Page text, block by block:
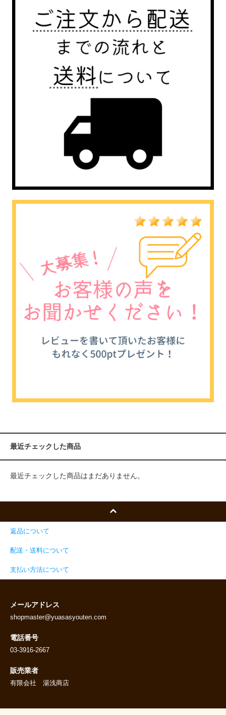
最近チェックした商品
最近チェックした商品はまだありません。
返品について
配送・送料について
支払い方法について
メールアドレス
shopmaster@yuasasyouten.com
電話番号
03-3916-2667
販売業者
有限会社 湯浅商店